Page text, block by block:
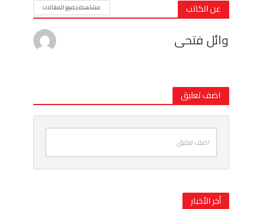
عن الكاتب مشاهدة جميع المقالات
وائل فتحى
اضف تعليق
اضف تعليق
أخر الأخبار